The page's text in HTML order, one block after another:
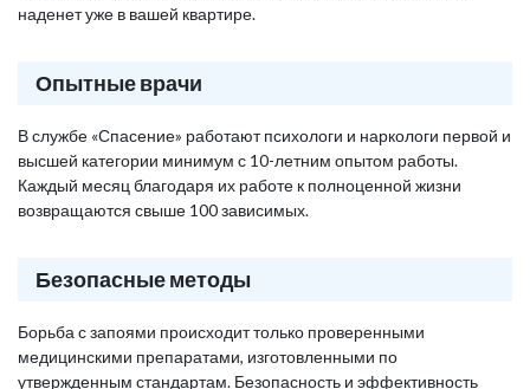
наденет уже в вашей квартире.
Опытные врачи
В службе «Спасение» работают психологи и наркологи первой и
высшей категории минимум с 10-летним опытом работы.
Каждый месяц благодаря их работе к полноценной жизни
возвращаются свыше 100 зависимых.
Безопасные методы
Борьба с запоями происходит только проверенными
медицинскими препаратами, изготовленными по
утвержденным стандартам. Безопасность и эффективность